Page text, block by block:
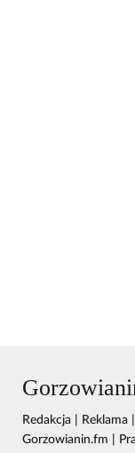
Redakcja Reklama
Gorzowianin.fm